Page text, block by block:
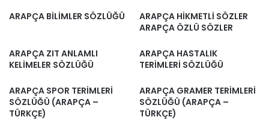
ARAPÇA BİLİMLER SÖZLÜĞÜ
ARAPÇA HİKMETLİ SÖZLER
ARAPÇA ÖZLÜ SÖZLER
ARAPÇA ZIT ANLAMLI
KELİMELER SÖZLÜĞÜ
ARAPÇA HASTALIK
TERİMLERİ SÖZLÜĞÜ
ARAPÇA SPOR TERİMLERİ
SÖZLÜĞÜ (ARAPÇA –
TÜRKÇE)
ARAPÇA GRAMER TERİMLERİ
SÖZLÜĞÜ (ARAPÇA –
TÜRKÇE)